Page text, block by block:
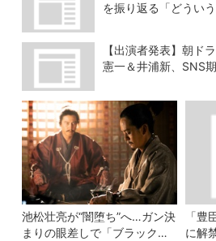
を振り返る「どういう
【出演者発表】朝ド
憲一＆井浦新、SNS
池松壮亮が“闇堕ち”へ…ガン決
まりの眼差しで「ブラック秀
「豊
に解